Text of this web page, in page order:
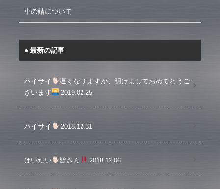
車の錆について
最新の記事
ハイサイ
遅くなりますが、明けましておめでとうご
ざいます
2019.02.25
ハイサイ 2018.12.31
はいたい 皆さん 2018.12.06